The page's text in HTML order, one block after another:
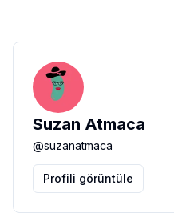
Suzan Atmaca
@suzanatmaca
Profili görüntüle